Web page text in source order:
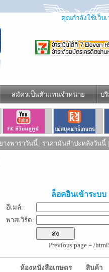
คุณกำลังใช้เว็บ
สมัครเป็นตัวแทนจำหน่าย บ
างพาราวันนี้ | ราคามันสำปะหลังวันนี้
ล็อคอินเข้าระบบ
อีเมล์:
พาสเวิร์ด:
Previous page = /
ห้องหนังสือเกษตร
สินค้า